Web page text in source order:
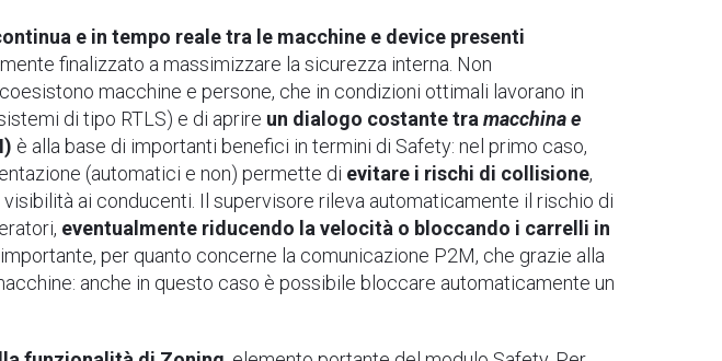
e in tempo reale tra le macchine e device presenti
finalizzato a massimizzare la sicurezza interna. Non
macchine e persone, che in condizioni ottimali lavorano in
di tipo RTLS) e di aprire un dialogo costante tramacchina e
è alla base di importanti benefici in termini di Safety: nel primo caso,
(automatici e non) permette di evitare i rischi di collisione,
ai conducenti. Il supervisore rileva automaticamente il rischio di
eventualmente riducendo la velocità o bloccando i carrelli in
per quanto concerne la comunicazione P2M, che grazie alla
anche in questo caso è possibile bloccare automaticamente un